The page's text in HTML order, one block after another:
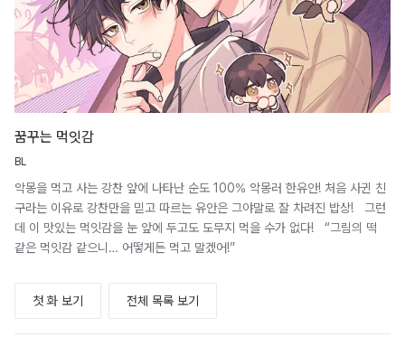
꿈꾸는 먹잇감
BL
악몽을 먹고 사는 강찬 앞에 나타난 순도 100% 악몽러 한유안! 처음 사귄 친
구라는 이유로 강찬만을 믿고 따르는 유안은 그야말로 잘 차려진 밥상! 그런
데 이 맛있는 먹잇감을 눈 앞에 두고도 도무지 먹을 수가 없다! “그림의 떡
같은 먹잇감 같으니… 어떻게든 먹고 말겠어!”
첫 화 보기 전체 목록 보기